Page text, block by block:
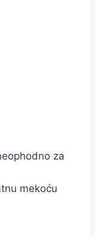
za
mekoću